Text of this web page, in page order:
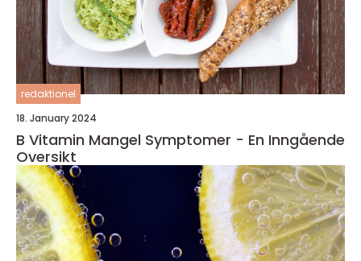
redaktionel
18. January 2024
B Vitamin Mangel Symptomer - En Inngående
Oversikt